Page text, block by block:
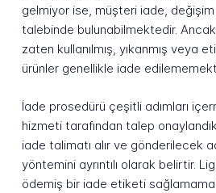
gelmiyor ise, müşteri iade,
talebinde bulunabilmektedir.
zaten kullanılmış, yıkanmış veya
ürünler genellikle iade
İade prosedürü çeşitli adımları
hizmeti tarafından talep
iade talimatı alır ve gönderilecek
yöntemini ayrıntılı olarak belirtir.
ödemiş bir iade etiketi